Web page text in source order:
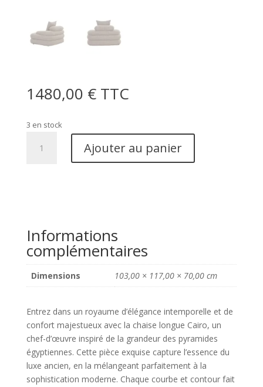
1480,00 € TTC
3 en stock
Ajouter au panier
Informations
complémentaires
Dimensions 103,00 × 117,00 × 70,00 cm
Entrez dans un royaume d’élégance intemporelle et de
confort majestueux avec la chaise longue Cairo, un
chef-d’œuvre inspiré de la grandeur des pyramides
égyptiennes. Cette pièce exquise capture l’essence du
luxe ancien, en la mélangeant parfaitement à la
sophistication moderne. Chaque courbe et contour fait